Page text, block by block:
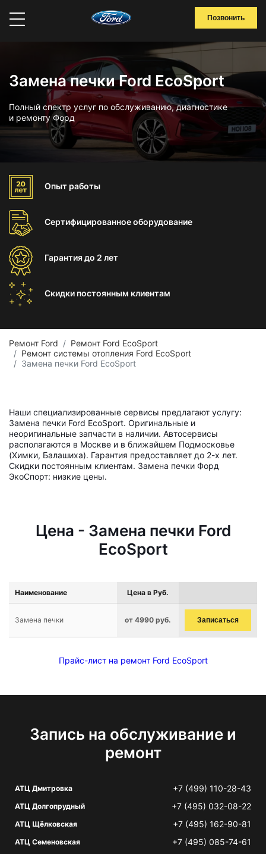
Позвонить
Замена печки Ford EcoSport
Полный спектр услуг по обслуживанию, диагностике
и ремонту Форд
Опыт работы
Сертифицированноеоборудование
Гарантиядо 2 лет
Скидки постоянным клиентам
Ремонт Ford
Ремонт Ford EcoSport
Ремонт системы отопления Ford EcoSport
Замена печки Ford EcoSport
Наши специализированные сервисы предлагают услугу:
Замена печки Ford EcoSport. Оригинальные и
неоригинальные запчасти в наличии. Автосервисы
располагаются в Москве и в ближайшем Подмосковье
(Химки, Балашиха). Гарантия предоставляет до 2-х лет.
Скидки постоянным клиентам. Замена печки Форд
ЭкоСпорт: низкие цены.
Цена - Замена печки Ford
EcoSport
Наименование Цена в Руб.
Замена печки от 4990 руб. Записаться
Прайс-лист на ремонт Ford EcoSport
Запись на обслуживание и
ремонт
АТЦ Дмитровка +7 (499) 110-28-43
АТЦ Долгопрудный +7 (495) 032-08-22
АТЦ Щёлковская +7 (495) 162-90-81
АТЦ Семеновская +7 (495) 085-74-61